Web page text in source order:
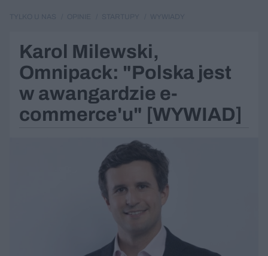
Karol Milewski,
Omnipack: "Polska jest
w awangardzie e-
commerce'u" [WYWIAD]